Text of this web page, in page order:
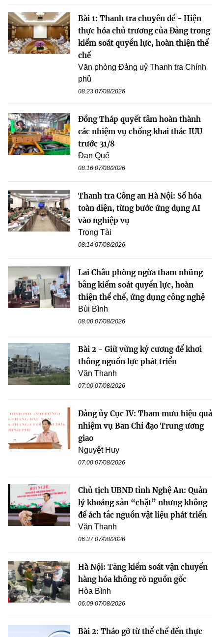
Bài 1: Thanh tra chuyên đề - Hiện
thực hóa chủ trương của Đảng trong
kiểm soát quyền lực, hoàn thiện thể
chế
Văn phòng Đảng uỷ Thanh tra Chính
phủ
08:23 07/08/2026
Đồng Tháp quyết tâm hoàn thành
các nhiệm vụ chống khai thác IUU
trước 31/8
Đan Quế
08:16 07/08/2026
Thanh tra Công an Hà Nội: Số hóa
toàn diện, từng bước ứng dụng AI
vào nghiệp vụ
Trọng Tài
08:14 07/08/2026
Lai Châu phòng ngừa tham nhũng
bằng kiểm soát quyền lực, hoàn
thiện thể chế, ứng dụng công nghệ
Bùi Bình
08:00 07/08/2026
Bài 2 - Giữ vững kỷ cương để khơi
thông nguồn lực phát triển
Văn Thanh
07:00 07/08/2026
Đảng ủy Cục IV: Tham mưu hiệu quả
nhiệm vụ Ban Chỉ đạo Trung ương
giao
Nguyệt Huy
07:00 07/08/2026
Chủ tịch UBND tỉnh Nghệ An: Quản
lý khoáng sản “chặt” nhưng không
để ách tắc nguồn vật liệu phát triển
Văn Thanh
06:37 07/08/2026
Hà Nội: Tăng kiểm soát vận chuyển
hàng hóa không rõ nguồn gốc
Hòa Bình
06:09 07/08/2026
Bài 2: Tháo gỡ từ thể chế đến thực